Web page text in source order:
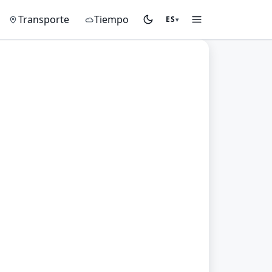
Transporte Tiempo ES▾